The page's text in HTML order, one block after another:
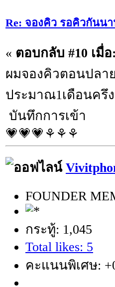
Re: จองคิว รอคิวกันน
« ตอบกลับ #10 เมื่อ:
ผมจองคิวตอนปลา
ประมาณ1เดือนครึ
บันทึกการเข้า
💗💗💗⚘⚘⚘
FOUNDER
กระทู้: 1,045
Total likes: 5
คะแนนพิเศษ: